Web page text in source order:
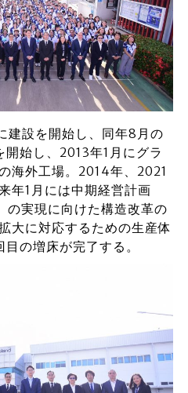
建設を開始し、同年8月の
始し、2013年1月にグラ
海外工場。2014年、2021
年1月には中期経営計画
の実現に向けた構造改革の
大に対応するための生産体
の増床が完了する。